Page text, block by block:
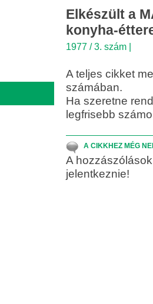
Elkészült a
konyha-
1977 / 3. szám |
A teljes cikket
számában.
Ha szeretne
legfrisebb
A CIKKHEZ MÉG
A
jelentkeznie!